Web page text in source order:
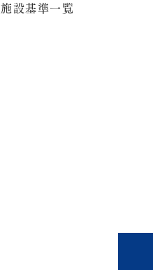
施設基準一覧